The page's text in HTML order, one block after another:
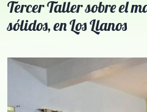
Tercer Taller sobre el
sólidos, en Los Llanos